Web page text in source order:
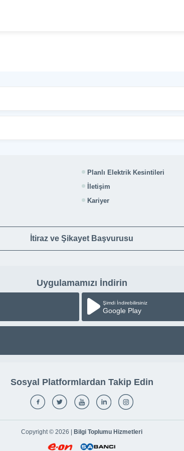
Planlı Elektrik Kesintileri
İletişim
Kariyer
İtiraz ve Şikayet Başvurusu
Uygulamamızı İndirin
Şimdi İndirebilirsiniz
Google Play
Sosyal Platformlardan Takip Edin
Copyright © 2026 | Bilgi Toplumu Hizmetleri